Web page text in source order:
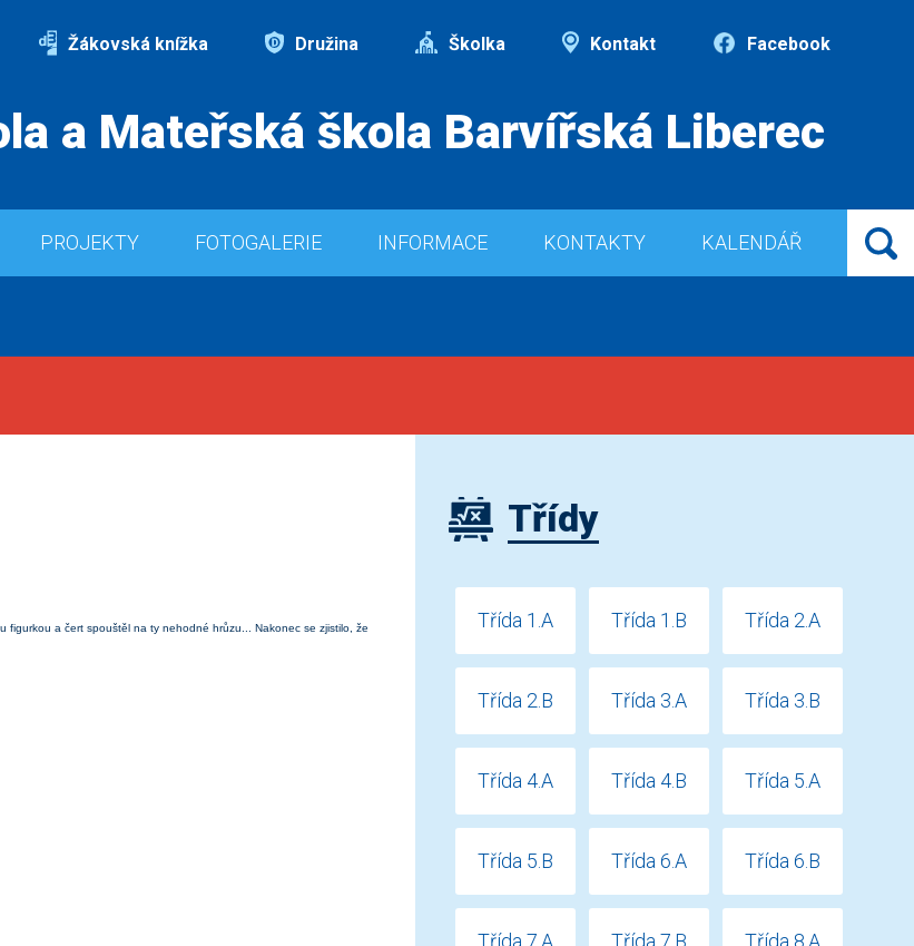
Žákovská knížka Družina Školka Kontakt Facebook
a Mateřská škola Barvířská Liberec
PROJEKTY FOTOGALERIE INFORMACE KONTAKTY KALENDÁŘ
a čert spouštěl na ty nehodné hrůzu... Nakonec se zjistilo, že
Třídy
Třída 1.A Třída 1.B Třída 2.A
Třída 2.B Třída 3.A Třída 3.B
Třída 4.A Třída 4.B Třída 5.A
Třída 5.B Třída 6.A Třída 6.B
Třída 7.A Třída 7.B Třída 8.A